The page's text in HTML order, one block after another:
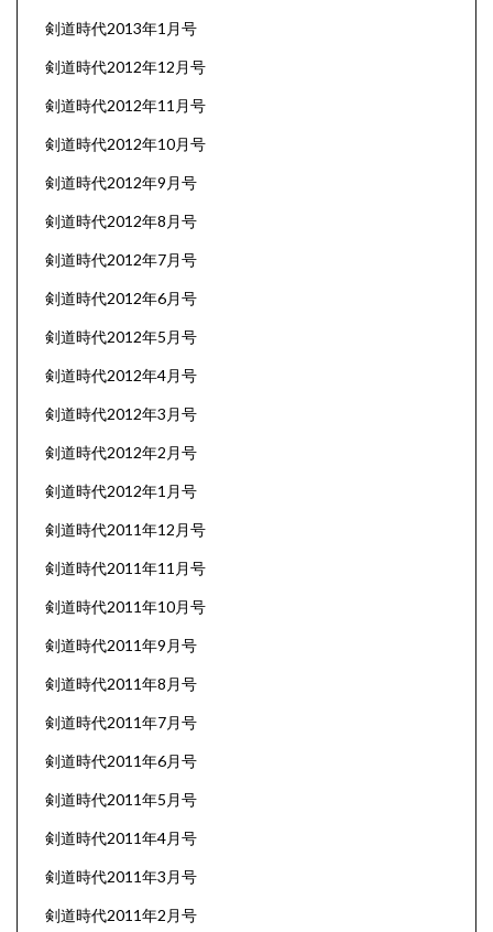
剣道時代2013年1月号
剣道時代2012年12月号
剣道時代2012年11月号
剣道時代2012年10月号
剣道時代2012年9月号
剣道時代2012年8月号
剣道時代2012年7月号
剣道時代2012年6月号
剣道時代2012年5月号
剣道時代2012年4月号
剣道時代2012年3月号
剣道時代2012年2月号
剣道時代2012年1月号
剣道時代2011年12月号
剣道時代2011年11月号
剣道時代2011年10月号
剣道時代2011年9月号
剣道時代2011年8月号
剣道時代2011年7月号
剣道時代2011年6月号
剣道時代2011年5月号
剣道時代2011年4月号
剣道時代2011年3月号
剣道時代2011年2月号